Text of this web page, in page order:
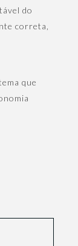
do
correta,
que